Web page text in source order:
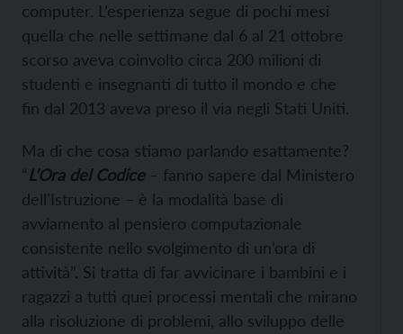
computer. L’esperienza segue di pochi mesi
quella che nelle settimane dal 6 al 21 ottobre
scorso aveva coinvolto circa 200 milioni di
studenti e insegnanti di tutto il mondo e che
fin dal 2013 aveva preso il via negli Stati Uniti.
Ma di che cosa stiamo parlando esattamente?
“L’Ora del Codice – fanno sapere dal Ministero
dell’Istruzione – è la modalità base di
avviamento al pensiero computazionale
consistente nello svolgimento di un’ora di
attività”. Si tratta di far avvicinare i bambini e i
ragazzi a tutti quei processi mentali che mirano
alla risoluzione di problemi, allo sviluppo delle